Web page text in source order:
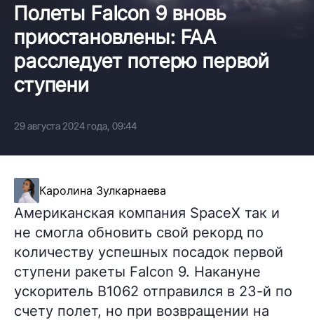
Полеты Falcon 9 вновь
приостановлены: FAA
расследует потерю первой
ступени
29 августа 2024 года, 09:44
Каролина Зулкарнаева
Американская компания SpaceX так и
не смогла обновить свой рекорд по
количеству успешных посадок первой
ступени ракеты Falcon 9. Накануне
ускоритель B1062 отправился в 23-й по
счету полет, но при возвращении на